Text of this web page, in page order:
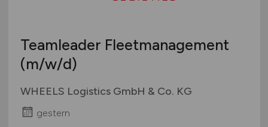
Teamleader Fleetmanagement
(m/w/d)
WHEELS Logistics GmbH & Co. KG
gestern